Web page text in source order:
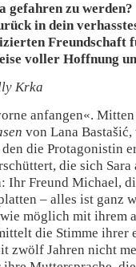
gefahren zu
in dein
Freundschaft
voller Hoffnung
Krka
anfangen«.
von Lana
die Protagonistin
die sich
Ihr Freund Michael,
– alles ist ganz
möglich mit ihrem
die Stimme ihrer
zwölf Jahren nicht